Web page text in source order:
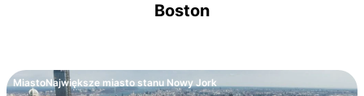
Boston
MiastoNajwiększe miasto stanu Nowy Jork